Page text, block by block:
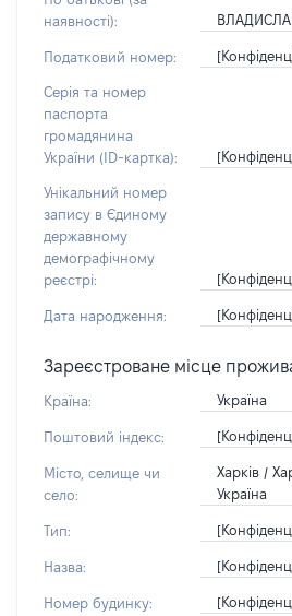
наявності):
Податковий номер:
Серія та номер
паспорта
громадянина
України (ID-картка):
Унікальний номер
запису в Єдиному
державному
демографічному
реєстрі:
Дата народження:
Зареєстроване місце
Країна: Україна
Поштовий індекс:
Місто, селище чи
село:
Харків /
Україна
Тип:
Назва:
Номер будинку: